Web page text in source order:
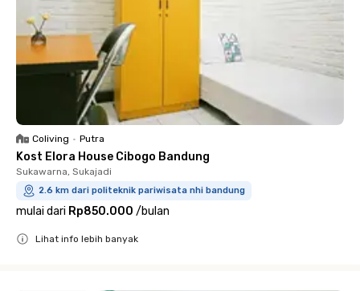
Coliving • Putra
Kost Elora House Cibogo Bandung
Sukawarna, Sukajadi
2.6 km dari politeknik pariwisata nhi bandung
mulai dari Rp850.000 /bulan
Lihat info lebih banyak